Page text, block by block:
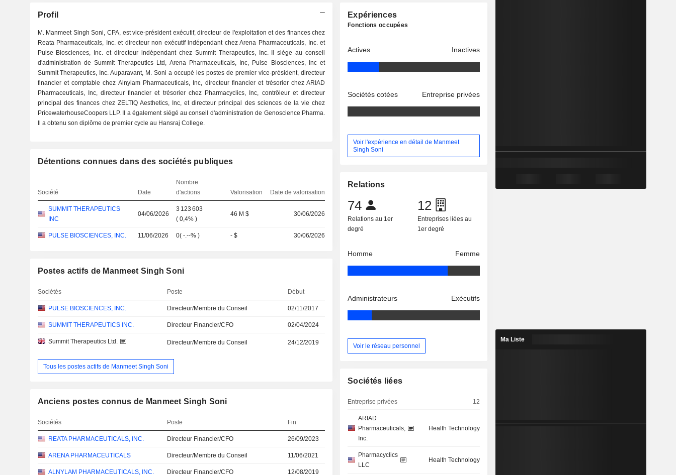
Profil
M. Manmeet Singh Soni, CPA, est vice-président exécutif, directeur de l'exploitation et des finances chez
Reata Pharmaceuticals, Inc. et directeur non exécutif indépendant chez Arena Pharmaceuticals, Inc. et
Pulse Biosciences, Inc. et directeur indépendant chez Summit Therapeutics, Inc. Il siège au conseil
d'administration de Summit Therapeutics Ltd, Arena Pharmaceuticals, Inc, Pulse Biosciences, Inc et
Summit Therapeutics, Inc. Auparavant, M. Soni a occupé les postes de premier vice-président, directeur
financier et comptable chez Alnylam Pharmaceuticals, Inc, directeur financier et trésorier chez ARIAD
Pharmaceuticals, Inc, directeur financier et trésorier chez Pharmacyclics, Inc, contrôleur et directeur
principal des finances chez ZELTIQ Aesthetics, Inc, et directeur principal des sciences de la vie chez
PricewaterhouseCoopers LLP. Il a également siégé au conseil d'administration de Genoscience Pharma.
Il a obtenu son diplôme de premier cycle au Hansraj College.
Détentions connues dans des sociétés publiques
Société Date
Nombre
d'actions
Valorisation Date de valorisation
SUMMIT THERAPEUTICS
INC
04/06/2026
3 123 603
(0,4% )
46 M $ 30/06/2026
PULSE BIOSCIENCES, INC. 11/06/2026 0(-.--% ) - $ 30/06/2026
Postes actifs de Manmeet Singh Soni
Sociétés Poste Début
PULSE BIOSCIENCES, INC. Directeur/Membre du Conseil 02/11/2017
SUMMIT THERAPEUTICS INC. Directeur Financier/CFO 02/04/2024
Summit Therapeutics Ltd. Directeur/Membre du Conseil 24/12/2019
Tous les postes actifs de Manmeet Singh Soni
Anciens postes connus de Manmeet Singh Soni
Sociétés Poste Fin
REATA PHARMACEUTICALS, INC. Directeur Financier/CFO 26/09/2023
ARENA PHARMACEUTICALS Directeur/Membre du Conseil 11/06/2021
ALNYLAM PHARMACEUTICALS, INC. Directeur Financier/CFO 12/08/2019
Expériences
Fonctions occupées
Actives Inactives
Sociétés cotées Entreprise privées
Voir l'expérience en détail de Manmeet
Singh Soni
Relations
74
Relations au 1er
degré
12
Entreprises liées au
1er degré
Homme Femme
Administrateurs Exécutifs
Voir le réseau personnel
Sociétés liées
Entreprise privées 12
ARIAD
Pharmaceuticals,
Inc.
Health Technology
Pharmacyclics
LLC
Health Technology
Ma Liste